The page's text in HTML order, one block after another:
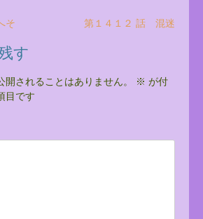
そ 第１４１２ 話 混迷
す
開されることはありません。 ※ が付
目です